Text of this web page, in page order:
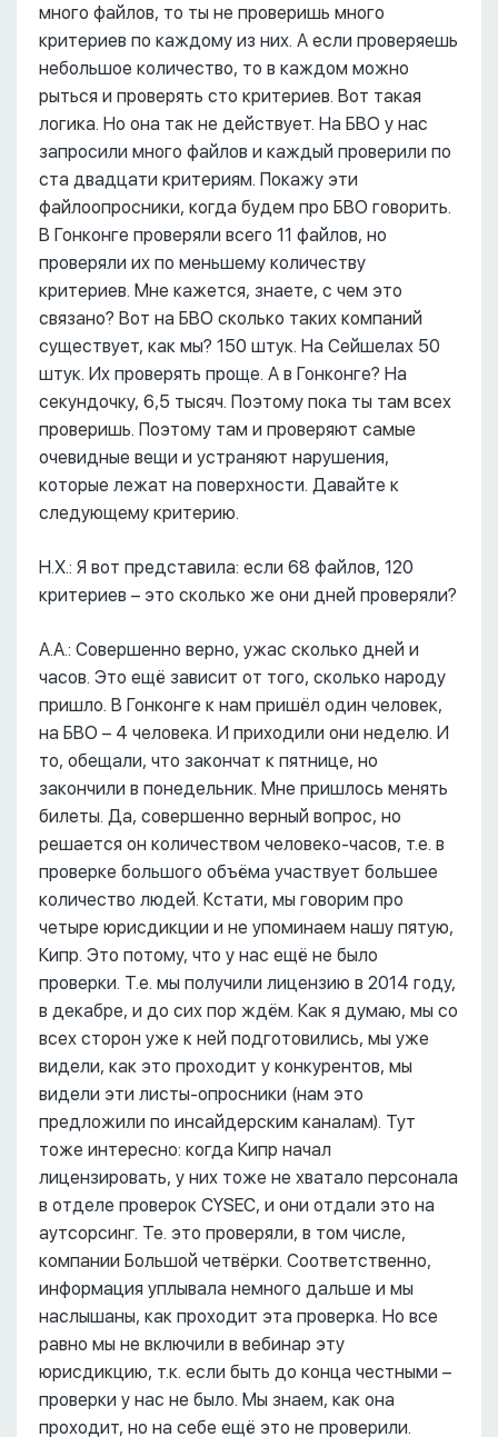
много файлов, то ты не проверишь много
критериев по каждому из них. А если проверяешь
небольшое количество, то в каждом можно
рыться и проверять сто критериев. Вот такая
логика. Но она так не действует. На БВО у нас
запросили много файлов и каждый проверили по
ста двадцати критериям. Покажу эти
файлоопросники, когда будем про БВО говорить.
В Гонконге проверяли всего 11 файлов, но
проверяли их по меньшему количеству
критериев. Мне кажется, знаете, с чем это
связано? Вот на БВО сколько таких компаний
существует, как мы? 150 штук. На Сейшелах 50
штук. Их проверять проще. А в Гонконге? На
секундочку, 6,5 тысяч. Поэтому пока ты там всех
проверишь. Поэтому там и проверяют самые
очевидные вещи и устраняют нарушения,
которые лежат на поверхности. Давайте к
следующему критерию.
Н.Х.: Я вот представила: если 68 файлов, 120
критериев – это сколько же они дней проверяли?
А.А.: Совершенно верно, ужас сколько дней и
часов. Это ещё зависит от того, сколько народу
пришло. В Гонконге к нам пришёл один человек,
на БВО – 4 человека. И приходили они неделю. И
то, обещали, что закончат к пятнице, но
закончили в понедельник. Мне пришлось менять
билеты. Да, совершенно верный вопрос, но
решается он количеством человеко-часов, т.е. в
проверке большого объёма участвует большее
количество людей. Кстати, мы говорим про
четыре юрисдикции и не упоминаем нашу пятую,
Кипр. Это потому, что у нас ещё не было
проверки. Т.е. мы получили лицензию в 2014 году,
в декабре, и до сих пор ждём. Как я думаю, мы со
всех сторон уже к ней подготовились, мы уже
видели, как это проходит у конкурентов, мы
видели эти листы-опросники (нам это
предложили по инсайдерским каналам). Тут
тоже интересно: когда Кипр начал
лицензировать, у них тоже не хватало персонала
в отделе проверок CYSEC, и они отдали это на
аутсорсинг. Те. это проверяли, в том числе,
компании Большой четвёрки. Соответственно,
информация уплывала немного дальше и мы
наслышаны, как проходит эта проверка. Но все
равно мы не включили в вебинар эту
юрисдикцию, т.к. если быть до конца честными –
проверки у нас не было. Мы знаем, как она
проходит, но на себе ещё это не проверили.